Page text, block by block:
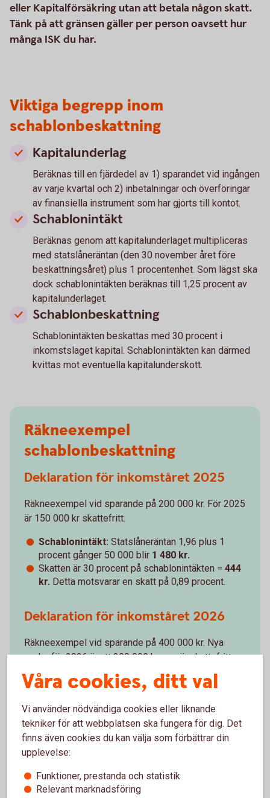
eller Kapitalförsäkring utan att betala någon skatt.
Tänk på att gränsen gäller per person oavsett hur
många ISK du har.
Viktiga begrepp inom
schablonbeskattning
Kapitalunderlag
Beräknas till en fjärdedel av 1) sparandet vid ingången
av varje kvartal och 2) inbetalningar och överföringar
av finansiella instrument som har gjorts till kontot.
Schablonintäkt
Beräknas genom att kapitalunderlaget multipliceras
med statslåneräntan (den 30 november året före
beskattningsåret) plus 1 procentenhet. Som lägst ska
dock schablonintäkten beräknas till 1,25 procent av
kapitalunderlaget.
Schablonbeskattning
Schablonintäkten beskattas med 30 procent i
inkomstslaget kapital. Schablonintäkten kan därmed
kvittas mot eventuella kapitalunderskott.
Räkneexempel
schablonbeskattning
Deklaration för inkomståret 2025
Räkneexempel vid sparande på 200 000 kr. För 2025
är 150 000 kr skattefritt.
Schablonintäkt: Statslåneräntan 1,96 plus 1
procent gånger 50 000 blir 1 480 kr.
Skatten är 30 procent på schablonintäkten = 444
kr. Detta motsvarar en skatt på 0,89 procent.
Deklaration för inkomståret 2026
Räkneexempel vid sparande på 400 000 kr. Nya
regler för 2026 är att 300 000 kronor är skattefritt.
Schablonintäkt : Statslåneräntan 2,55 plus 1
procent gånger 100 000 blir
Skatten är 30 procent på schablonintäkten =
065 kr. Detta motsvarar en skatt på 1,065
procent.
Våra cookies, ditt val
Vi använder nödvändiga cookies eller liknande
tekniker för att webbplatsen ska fungera för dig. Det
finns även cookies du kan välja som förbättrar din
upplevelse:
Funktioner, prestanda och statistik
Relevant marknadsföring